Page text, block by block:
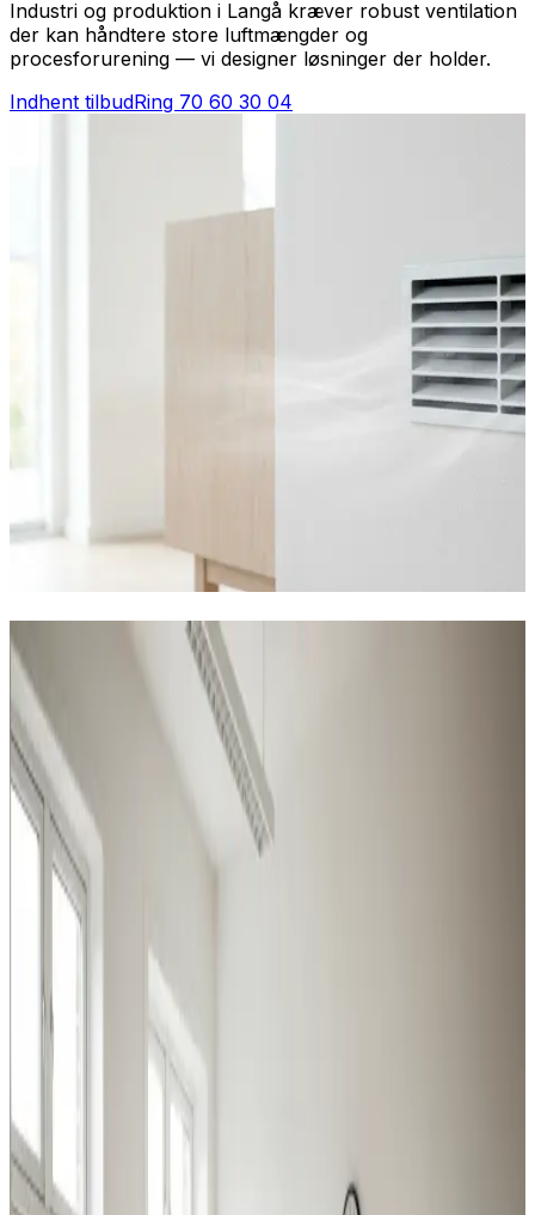
Industri og produktion i Langå kræver robust ventilation
der kan håndtere store luftmængder og
procesforurening — vi designer løsninger der holder.
Indhent tilbudRing 70 60 30 04
Sådan hjælper vi virksomheder i
Langå
Fra svejserøgsudsugning til store centralanlæg: vi
dækker hele bredden af industri- og erhvervsventilation i
Langå og omegn.
Procesventilation
Udsugning ved svejsning, slibning og kemikalier i Langå.
Overholder Arbejdstilsynets krav.
Læs mere